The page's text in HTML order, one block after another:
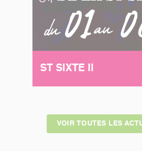
ST SIXTE II
VOIR TOUTES LES